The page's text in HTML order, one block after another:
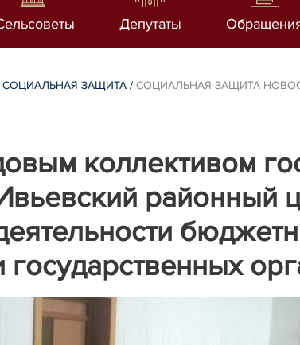
Депутаты
СОЦИАЛЬНАЯ ЗАЩИТА /СОЦИАЛЬНАЯ ЗАЩИТА
коллективом
районный
государственных